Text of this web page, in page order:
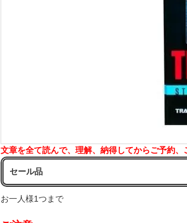
文章を全て読んで、理解、納得してからご予約、
セール品
お一人様1つまで